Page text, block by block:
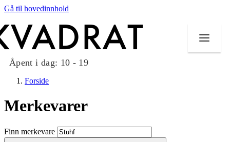
Gå til hovedinnhold
Åpent i dag: 10 - 19
Butikker
Forside
Merkevarer
Finn merkevare